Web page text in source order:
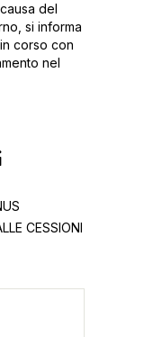
del
si informa
corso con
nel
CESSIONI